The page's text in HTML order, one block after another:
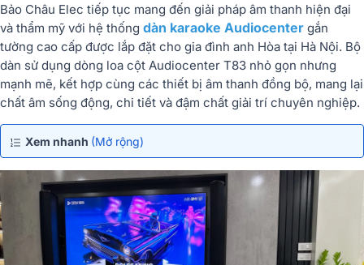
Bảo Châu Elec tiếp tục mang đến giải pháp âm thanh hiện đại
và thẩm mỹ với hệ thống dàn karaoke Audiocenter gắn
tường cao cấp được lắp đặt cho gia đình anh Hòa tại Hà Nội. Bộ
dàn sử dụng dòng loa cột Audiocenter T83 nhỏ gọn nhưng
mạnh mẽ, kết hợp cùng các thiết bị âm thanh đồng bộ, mang lại
chất âm sống động, chi tiết và đậm chất giải trí chuyên nghiệp.
Xem nhanh (Mở rộng)